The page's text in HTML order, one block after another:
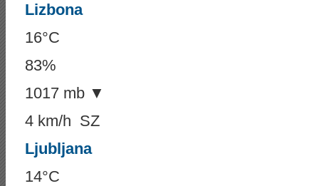
Lizbona
16°C
83%
1017 mb ▼
4 km/h SZ
Ljubljana
14°C